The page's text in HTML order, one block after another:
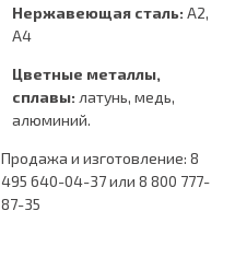
Нержавеющая сталь: А2,
А4
Цветные металлы,
сплавы: латунь, медь,
алюминий.
Продажа и изготовление: 8
495 640-04-37 или 8 800 777-
87-35